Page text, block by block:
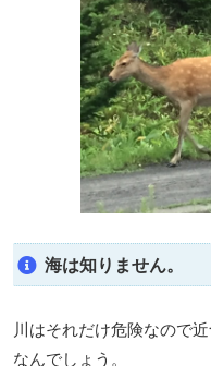
海は知りません。
川はそれだけ危険なので
なんでしょう。